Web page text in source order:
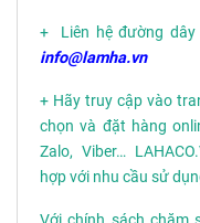
+ Liên hệ đường dây
info@lamha.vn
+ Hãy truy cập vào
chọn và đặt hàng
Zalo, Viber…
hợp với nhu cầu sử